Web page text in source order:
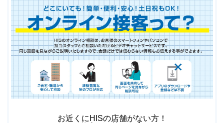
お近くにHISの店舗がない方！